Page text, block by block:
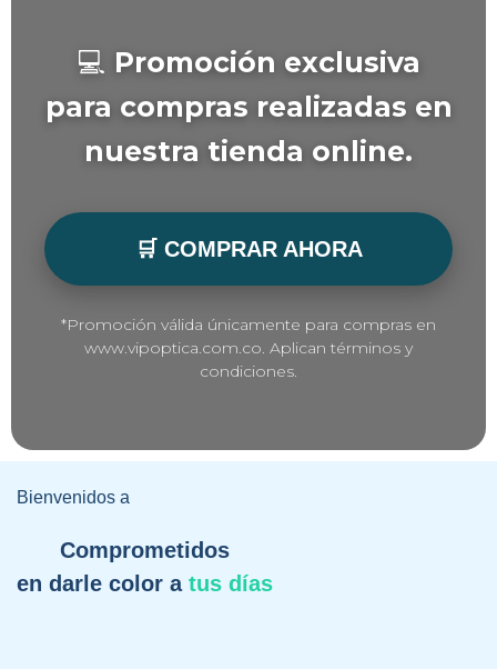
💻 Promoción exclusiva
para compras realizadas en
nuestra tienda online.
🛒 COMPRAR AHORA
*Promoción válida únicamente para compras en
www.vipoptica.com.co. Aplican términos y
condiciones.
Bienvenidos a
Comprometidos
en darle color a tus días